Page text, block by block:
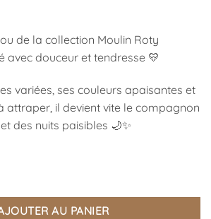
de la collection Moulin Roty
avec douceur et tendresse 💛
variées, ses couleurs apaisantes et
attraper, il devient vite le compagnon
des nuits paisibles 🌙✨
Pilou Jaune, Moulin Roty
AU PANIER